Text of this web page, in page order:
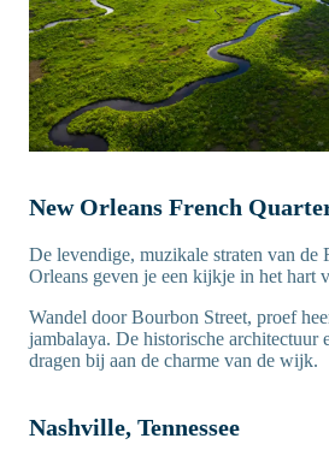
New Orleans French
De levendige, muzikale straten van
Orleans geven je een kijkje in het hart
Wandel door Bourbon Street, proef
jambalaya. De historische architectuur
dragen bij aan de charme van de wijk.
Nashville, Tennessee